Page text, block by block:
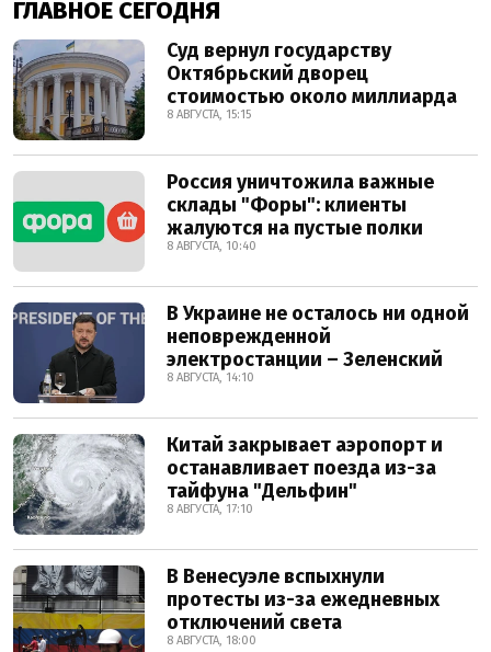
ГЛАВНОЕ СЕГОДНЯ
Суд вернул государству
Октябрьский дворец
стоимостью около миллиарда
8 АВГУСТА, 15:15
Россия уничтожила важные
склады "Форы": клиенты
жалуются на пустые полки
8 АВГУСТА, 10:40
В Украине не осталось ни одной
неповрежденной
электростанции – Зеленский
8 АВГУСТА, 14:10
Китай закрывает аэропорт и
останавливает поезда из-за
тайфуна "Дельфин"
8 АВГУСТА, 17:10
В Венесуэле вспыхнули
протесты из-за ежедневных
отключений света
8 АВГУСТА, 18:00